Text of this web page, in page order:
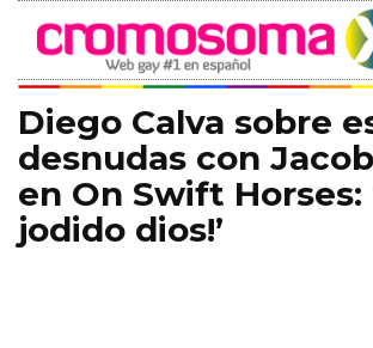
Diego Calva sobre
desnudas con
en On Swift Horses:
jodido dios!’